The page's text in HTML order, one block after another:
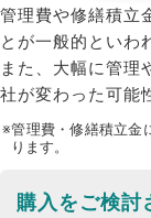
管理費や修繕積立
とが一般的といわ
また、大幅に管理
社が変わった可能
※管理費・修繕積立金
ります。
購入をご検討